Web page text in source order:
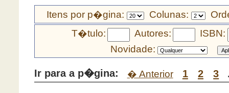
Itens por p�gina: Colunas:
T�tulo:
Autores:
ISBN:
Novidade:
Ir para a p�gina: � Anterior 1 2 3